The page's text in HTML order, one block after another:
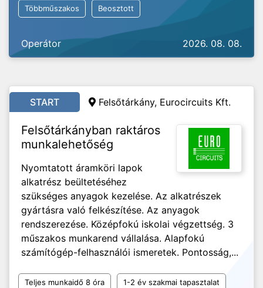
Többműszakos Beosztott
Operátor 2026. 08. 08.
START Felsőtárkány, Eurocircuits Kft.
Felsőtárkányban raktáros
munkalehetőség
Nyomtatott áramköri lapok
alkatrész beültetéséhez
szükséges anyagok kezelése. Az alkatrészek
gyártásra való felkészítése. Az anyagok
rendszerezése. Középfokú iskolai végzettség. 3
műszakos munkarend vállalása. Alapfokú
számítógép-felhasználói ismeretek. Pontosság,...
Teljes munkaidő 8 óra 1-2 év szakmai tapasztalat